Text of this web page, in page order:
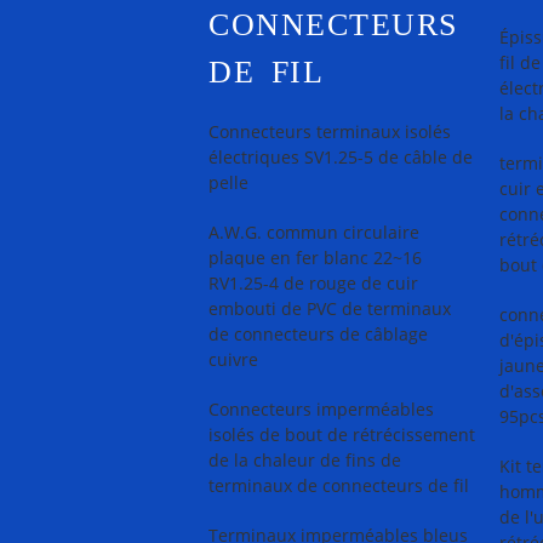
CONNECTEURS
DE FIL
Connecteurs terminaux isolés
électriques SV1.25-5 de câble de
pelle
A.W.G. commun circulaire
plaque en fer blanc 22~16
RV1.25-4 de rouge de cuir
embouti de PVC de terminaux
de connecteurs de câblage
cuivre
Connecteurs imperméables
isolés de bout de rétrécissement
de la chaleur de fins de
terminaux de connecteurs de fil
Terminaux imperméables bleus
fil de
la
cuir
bout
Kit
de